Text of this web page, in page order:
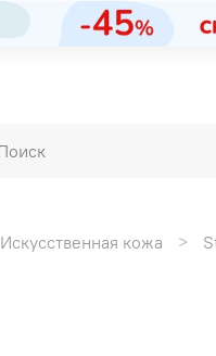
Искусственная кожа